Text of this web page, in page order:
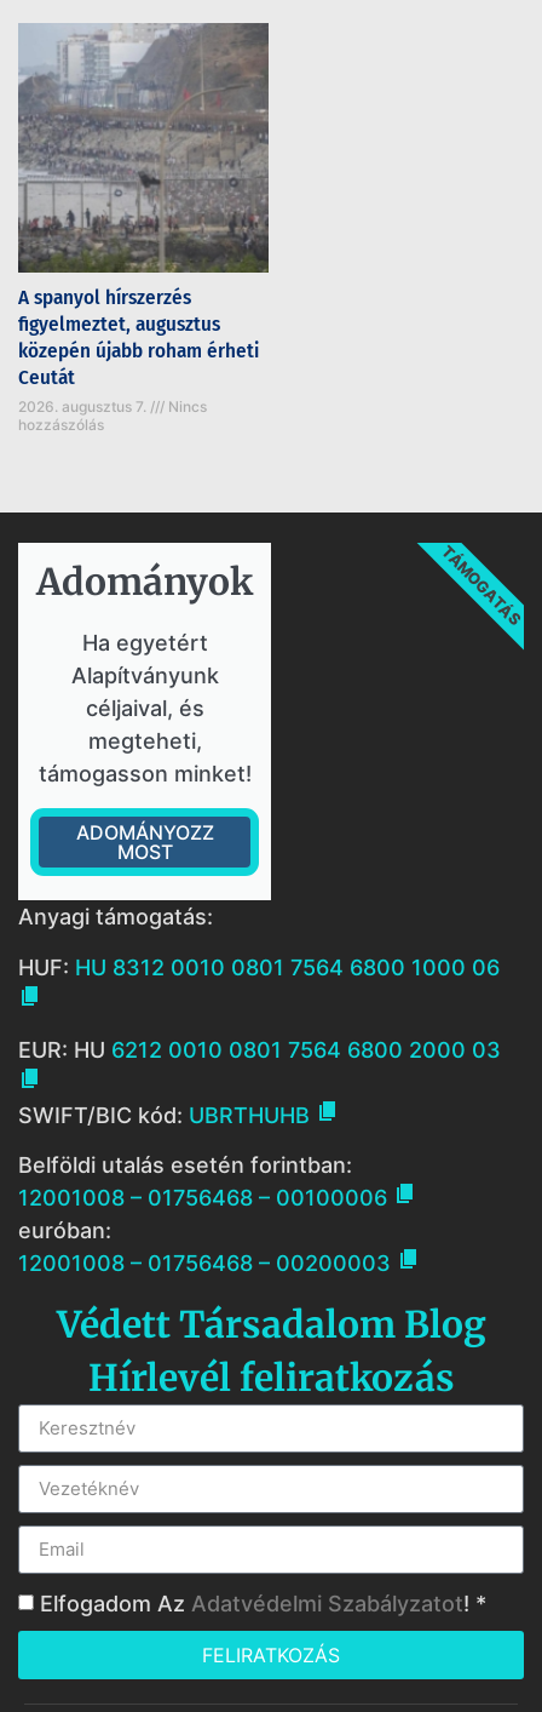
A spanyol hírszerzés
figyelmeztet, augusztus
közepén újabb roham érheti
Ceutát
2026. augusztus 7.
Nincs
hozzászólás
Adományok​
Ha egyetért
Alapítványunk
céljaival, és
megteheti,
támogasson minket!
ADOMÁNYOZZ
MOST
TÁMOGATÁS
Anyagi támogatás:
HUF: HU 8312 0010 0801 7564 6800 1000 06

EUR: HU 6212 0010 0801 7564 6800 2000 03

SWIFT/BIC kód: UBRTHUHB 
Belföldi utalás esetén forintban:
12001008 – 01756468 – 00100006 
euróban:
12001008 – 01756468 – 00200003 
Védett Társadalom Blog
Hírlevél feliratkozás
Elfogadom Az Adatvédelmi Szabályzatot! *
FELIRATKOZÁS